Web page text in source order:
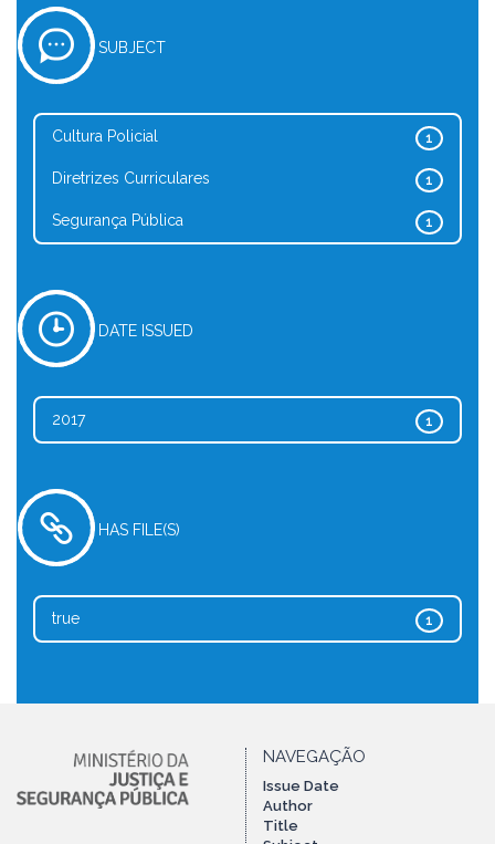
SUBJECT
1
Cultura Policial
1
Diretrizes Curriculares
1
Segurança Pública
DATE ISSUED
1
2017
HAS FILE(S)
1
true
NAVEGAÇÃO
Issue Date
Author
Title